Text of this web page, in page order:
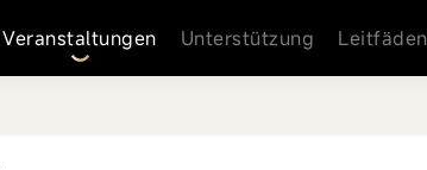
Veranstaltungen Unterstützung Leitfäden